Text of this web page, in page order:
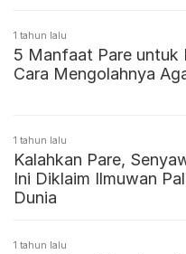
1 tahun lalu
5 Manfaat Pare untuk
Cara Mengolahnya
1 tahun lalu
Kalahkan Pare,
Ini Diklaim Ilmuwan
Dunia
1 tahun lalu